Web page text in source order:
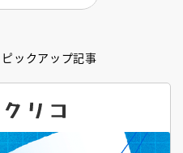
ピックアップ記事